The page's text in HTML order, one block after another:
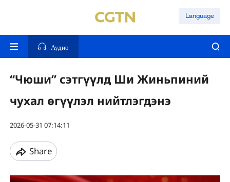
Language
Аудио
“Чюши” сэтгүүлд Ши Жиньпиний
чухал өгүүлэл нийтлэгдэнэ
2026-05-31 07:14:11
Share